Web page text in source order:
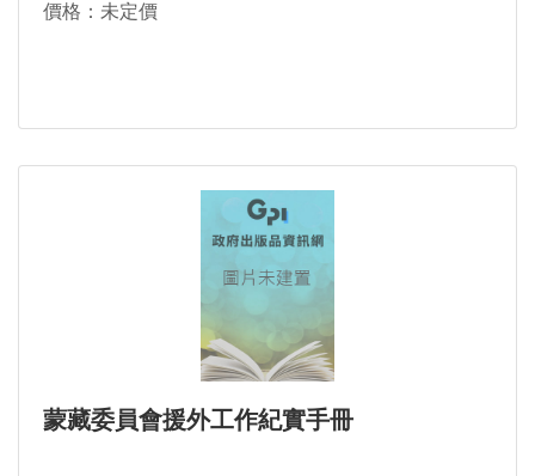
價格：未定價
蒙藏委員會援外工作紀實手冊